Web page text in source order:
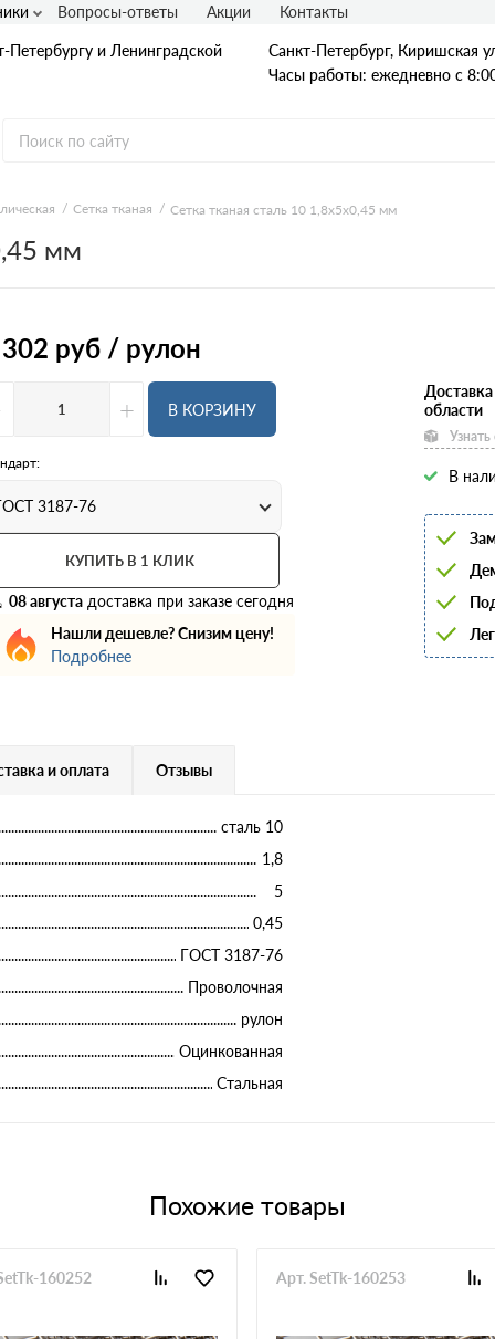
Петербургу и Ленинградской
Санкт-Петербург, Киришская
Часы работы: ежедневно с
Гладкая А1
A400
25Г2С
А500С
Для фундамента
Композитная арматура
6
16
20
22
Вопросы-ответы Акции Контакты
Сетка тканая Сетка тканая сталь 10 1,8х5х0,45 мм
мм
руб / рулон
+ В КОРЗИНУ
3187-76
КУПИТЬ В 1 КЛИК
08 августа доставка при заказе сегодня
Нашли дешевле? Снизим цену!
Подробнее
области
В
и оплата Отзывы
сталь 10
1,8
5
0,45
ГОСТ 3187-76
Проволочная
рулон
Оцинкованная
Стальная
Похожие товары
160252 Арт. SetTk-160253